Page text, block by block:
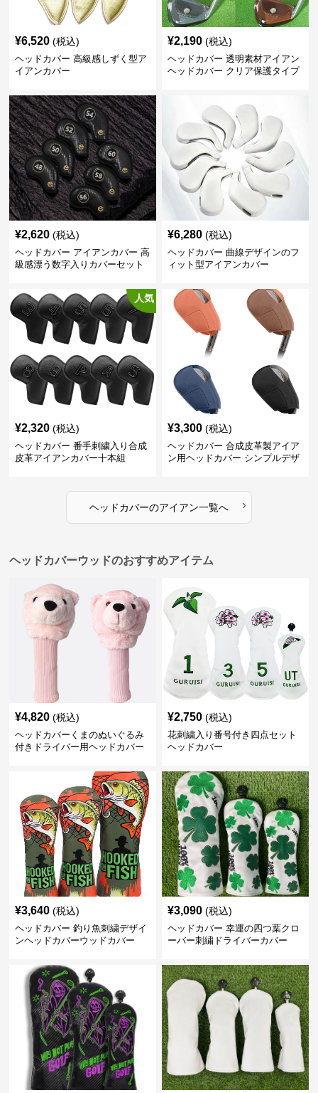
¥6,520 (税込)
ヘッドカバー 高級感しずく型ア
イアンカバー
¥2,190 (税込)
ヘッドカバー 透明素材アイアン
ヘッドカバー クリア保護タイプ
¥2,620 (税込)
ヘッドカバー アイアンカバー 高
級感漂う数字入りカバーセット
¥6,280 (税込)
ヘッドカバー 曲線デザインのフ
ィット型アイアンカバー
人気
¥2,320 (税込)
ヘッドカバー 番手刺繍入り合成
皮革アイアンカバー十本組
¥3,300 (税込)
ヘッドカバー 合成皮革製アイア
ン用ヘッドカバー シンプルデザ
ヘッドカバーのアイアン一覧へ ›
ヘッドカバーウッドのおすすめアイテム
¥4,820 (税込)
ヘッドカバーくまのぬいぐるみ
付きドライバー用ヘッドカバー
¥2,750 (税込)
花刺繍入り番号付き四点セット
ヘッドカバー
¥3,640 (税込)
ヘッドカバー 釣り魚刺繍デザイ
ンヘッドカバーウッドカバー
¥3,090 (税込)
ヘッドカバー 幸運の四つ葉クロ
ーバー刺繍ドライバーカバー